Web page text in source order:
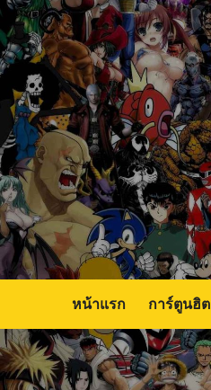
Skip
to
content
หน้าแรก การ์ตูนฮิต